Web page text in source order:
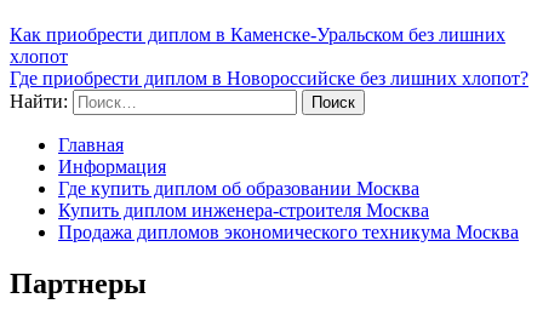
Как приобрести диплом в Каменске-Уральском без лишних
хлопот
Где приобрести диплом в Новороссийске без лишних хлопот?
Найти:
Главная
Информация
Где купить диплом об образовании Москва
Купить диплом инженера-строителя Москва
Продажа дипломов экономического техникума Москва
Партнеры